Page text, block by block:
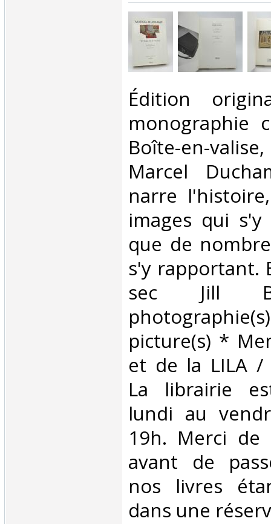
‎Édition
monographie
Boîte-en-
Marcel
narre
images qui
que de
s'y rapportant.
sec Jill
picture(s) *
et de la LILA /
La librairie
lundi au
19h. Merci de
avant de
nos livres
dans une